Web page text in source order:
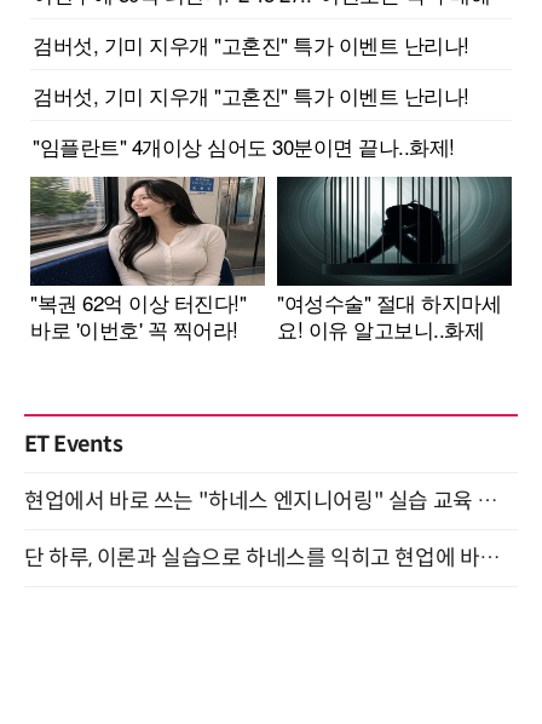
ET Events
현업에서 바로 쓰는 "하네스 엔지니어링" 실습 교육 워크숍 8월 20일 개최
단 하루, 이론과 실습으로 하네스를 익히고 현업에 바로 쓰는 핸즈온 워크숍 (8/20)